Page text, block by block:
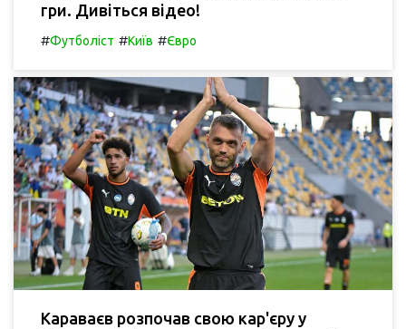
гри. Дивіться відео!
#Футболіст #Київ #Євро
Караваєв розпочав свою кар'єру у